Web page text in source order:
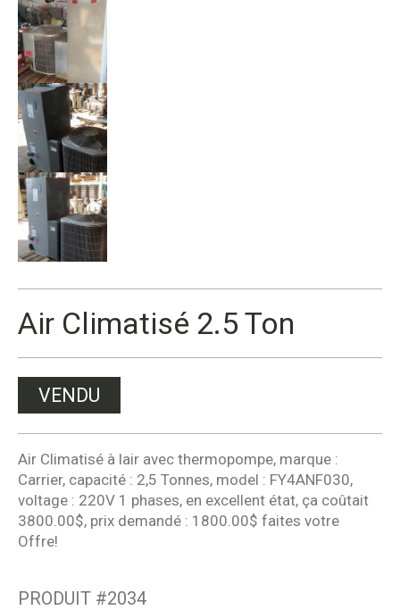
Air Climatisé 2.5 Ton
VENDU
Air Climatisé à lair avec thermopompe, marque :
Carrier, capacité : 2,5 Tonnes, model : FY4ANF030,
voltage : 220V 1 phases, en excellent état, ça coûtait
3800.00$, prix demandé : 1800.00$ faites votre
Offre!
PRODUIT #2034